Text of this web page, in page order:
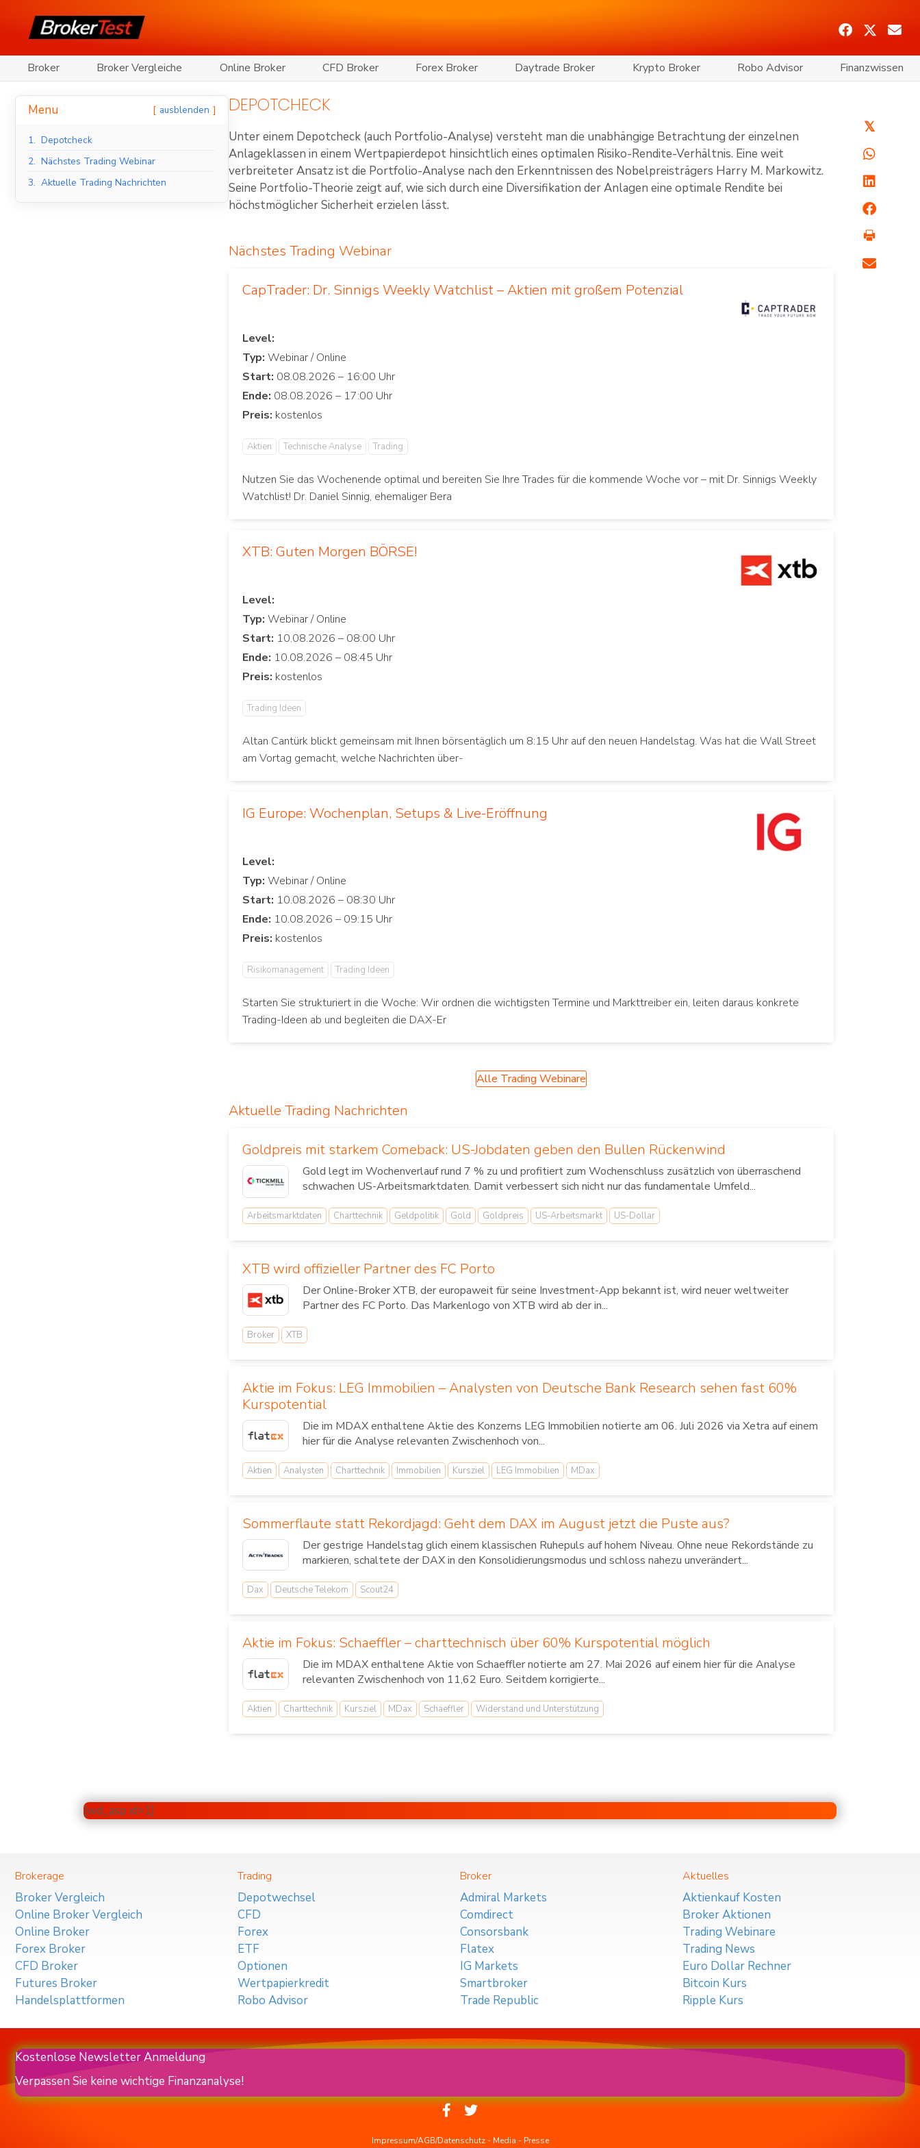
Broker Broker Vergleiche Online Broker CFD Broker Forex Broker Daytrade Broker Krypto Broker Robo Advisor Finanzwissen
Menu ausblenden
1. Depotcheck
2. Nächstes Trading Webinar
3. Aktuelle Trading Nachrichten
DEPOTCHECK
Unter einem Depotcheck (auch Portfolio-Analyse) versteht man die unabhängige Betrachtung der einzelnen
Anlageklassen in einem Wertpapierdepot hinsichtlich eines optimalen Risiko-Rendite-Verhältnis. Eine weit
verbreiteter Ansatz ist die Portfolio-Analyse nach den Erkenntnissen des Nobelpreisträgers Harry M. Markowitz.
Seine Portfolio-Theorie zeigt auf, wie sich durch eine Diversifikation der Anlagen eine optimale Rendite bei
höchstmöglicher Sicherheit erzielen lässt.
Nächstes Trading Webinar
CapTrader: Dr. Sinnigs Weekly Watchlist – Aktien mit großem Potenzial
Level:
Typ:
Start:
Ende:
Preis:
Aktien Technische Analyse Trading
Nutzen Sie das Wochenende optimal und bereiten Sie Ihre Trades für die kommende Woche vor – mit Dr. Sinnigs Weekly
Watchlist! Dr. Daniel Sinnig, ehemaliger Bera
XTB: Guten Morgen BÖRSE!
Level:
Typ:
Start:
Ende:
Preis:
Trading Ideen
Altan Cantürk blickt gemeinsam mit Ihnen börsentäglich um 8:15 Uhr auf den neuen Handelstag. Was hat die Wall Street
am Vortag gemacht, welche Nachrichten über-
IG Europe: Wochenplan, Setups & Live-Eröffnung
Level:
Typ:
Start:
Ende:
Preis:
Risikomanagement Trading Ideen
Starten Sie strukturiert in die Woche: Wir ordnen die wichtigsten Termine und Markttreiber ein, leiten daraus konkrete
Trading-Ideen ab und begleiten die DAX-Er
Alle Trading Webinare
Aktuelle Trading Nachrichten
Goldpreis mit starkem Comeback: US-Jobdaten geben den Bullen Rückenwind
Gold legt im Wochenverlauf rund 7 % zu und profitiert zum Wochenschluss zusätzlich von überraschend
schwachen US-Arbeitsmarktdaten. Damit verbessert sich nicht nur das fundamentale Umfeld...
Arbeitsmarktdaten Charttechnik Geldpolitik Gold Goldpreis US-Arbeitsmarkt US-Dollar
XTB wird offizieller Partner des FC Porto
Der Online-Broker XTB, der europaweit für seine Investment-App bekannt ist, wird neuer weltweiter
Partner des FC Porto. Das Markenlogo von XTB wird ab der in...
Broker XTB
Aktie im Fokus: LEG Immobilien – Analysten von Deutsche Bank Research sehen fast 60%
Kurspotential
Die im MDAX enthaltene Aktie des Konzerns LEG Immobilien notierte am 06. Juli 2026 via Xetra auf einem
hier für die Analyse relevanten Zwischenhoch von...
Aktien Analysten Charttechnik Immobilien Kursziel LEG Immobilien MDax
Sommerflaute statt Rekordjagd: Geht dem DAX im August jetzt die Puste aus?
Der gestrige Handelstag glich einem klassischen Ruhepuls auf hohem Niveau. Ohne neue Rekordstände zu
markieren, schaltete der DAX in den Konsolidierungsmodus und schloss nahezu unverändert...
Dax Deutsche Telekom Scout24
Aktie im Fokus: Schaeffler – charttechnisch über 60% Kurspotential möglich
Die im MDAX enthaltene Aktie von Schaeffler notierte am 27. Mai 2026 auf einem hier für die Analyse
relevanten Zwischenhoch von 11,62 Euro. Seitdem korrigierte...
Aktien Charttechnik Kursziel MDax Schaeffler Widerstand und Unterstützung
𝕏
[wd_asp id=1]
Brokerage
Broker Vergleich
Online Broker Vergleich
Online Broker
Forex Broker
CFD Broker
Futures Broker
Handelsplattformen
Trading
Depotwechsel
CFD
Forex
ETF
Optionen
Wertpapierkredit
Robo Advisor
Broker
Admiral Markets
Comdirect
Consorsbank
Flatex
IG Markets
Smartbroker
Trade Republic
Aktuelles
Aktienkauf Kosten
Broker Aktionen
Trading Webinare
Trading News
Euro Dollar Rechner
Bitcoin Kurs
Ripple Kurs
Kostenlose Newsletter Anmeldung
Verpassen Sie keine wichtige Finanzanalyse!
Impressum/AGB/Datenschutz- Media - Presse